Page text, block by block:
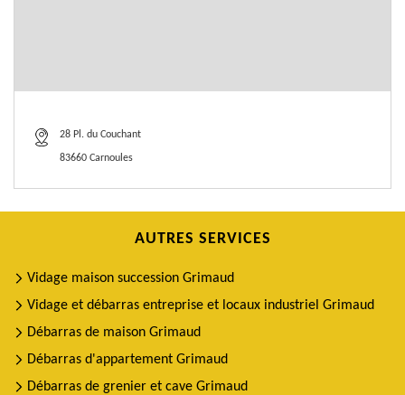
28 Pl. du Couchant
83660 Carnoules
AUTRES SERVICES
Vidage maison succession Grimaud
Vidage et débarras entreprise et locaux industriel Grimaud
Débarras de maison Grimaud
Débarras d'appartement Grimaud
Débarras de grenier et cave Grimaud